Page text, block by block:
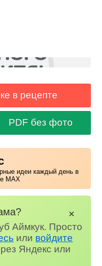
в рецепте
PDF без фото
идеи каждый день в
MAX
Аймкук. Просто
или войдите
Яндекс или
✕